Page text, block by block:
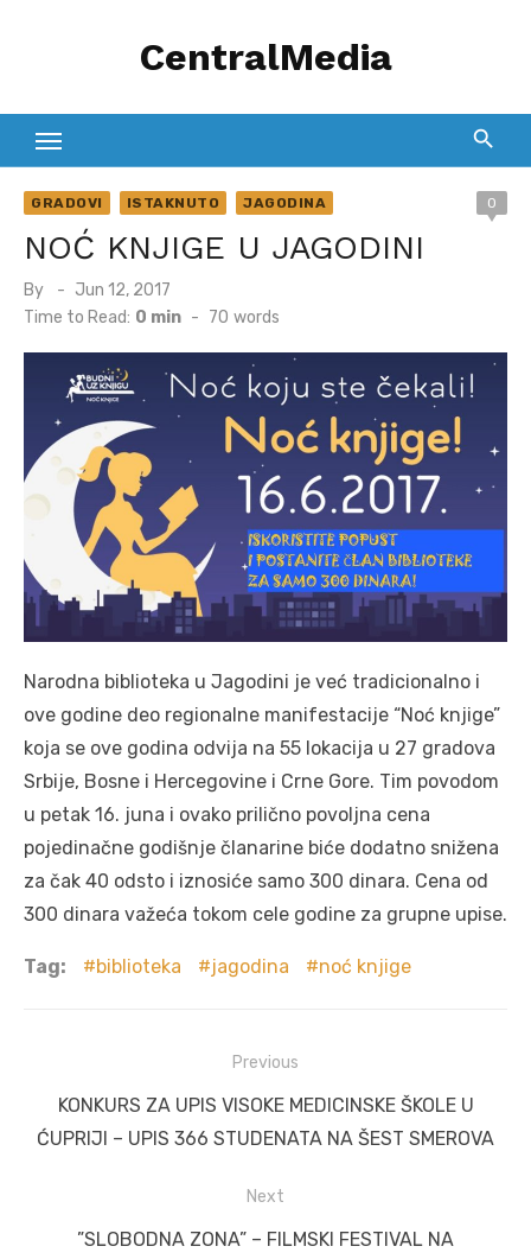
CentralMedia
GRADOVI ISTAKNUTO JAGODINA 0
NOĆ KNJIGE U JAGODINI
By
Posted
on
Jun 12, 2017
Time to Read: 0 min - 70 words
Narodna biblioteka u Jagodini je već tradicionalno i
ove godine deo regionalne manifestacije “Noć knjige”
koja se ove godina odvija na 55 lokacija u 27 gradova
Srbije, Bosne i Hercegovine i Crne Gore. Tim povodom
u petak 16. juna i ovako prilično povoljna cena
pojedinačne godišnje članarine biće dodatno snižena
za čak 40 odsto i iznosiće samo 300 dinara. Cena od
300 dinara važeća tokom cele godine za grupne upise.
Tag: biblioteka jagodina noć knjige
navigation
Previous
Previous
post:
KONKURS ZA UPIS VISOKE MEDICINSKE ŠKOLE U
ĆUPRIJI – UPIS 366 STUDENATA NA ŠEST SMEROVA
Next
”SLOBODNA ZONA” – FILMSKI FESTIVAL NA